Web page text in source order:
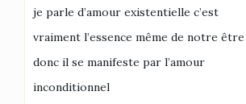
je parle d’amour existentielle c’est
vraiment l’essence même de notre
donc il se manifeste par l’amour
inconditionnel